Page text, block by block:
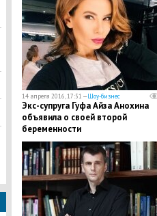
14 апреля 2016, 17:51 —Шоу-бизнес
Экс-супруга Гуфа Айза Анохина
объявила о своей второй
беременности